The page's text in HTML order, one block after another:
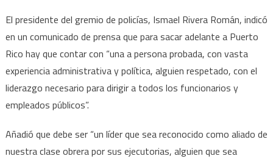
El presidente del gremio de policías, Ismael Rivera Román, indicó
en un comunicado de prensa que para sacar adelante a Puerto
Rico hay que contar con “una a persona probada, con vasta
experiencia administrativa y política, alguien respetado, con el
liderazgo necesario para dirigir a todos los funcionarios y
empleados públicos”.
Añadió que debe ser “un líder que sea reconocido como aliado de
nuestra clase obrera por sus ejecutorias, alguien que sea